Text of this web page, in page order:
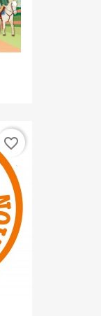
favorite_border